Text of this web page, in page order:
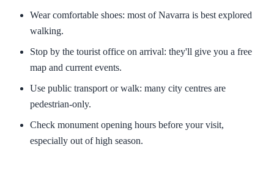
Wear comfortable shoes: most of Navarra is best explored
walking.
Stop by the tourist office on arrival: they'll give you a free
map and current events.
Use public transport or walk: many city centres are
pedestrian-only.
Check monument opening hours before your visit,
especially out of high season.